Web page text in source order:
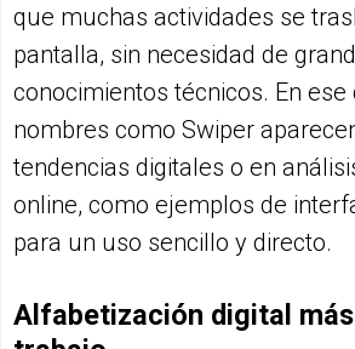
que muchas actividades se
pantalla, sin necesidad de
conocimientos técnicos. En ese
nombres como Swiper
tendencias digitales o en
online, como ejemplos de
para un uso sencillo y directo.
Alfabetización digital más